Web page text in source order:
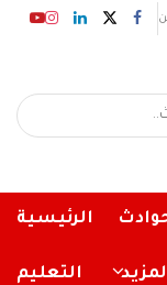
الرئيسية
التعليم